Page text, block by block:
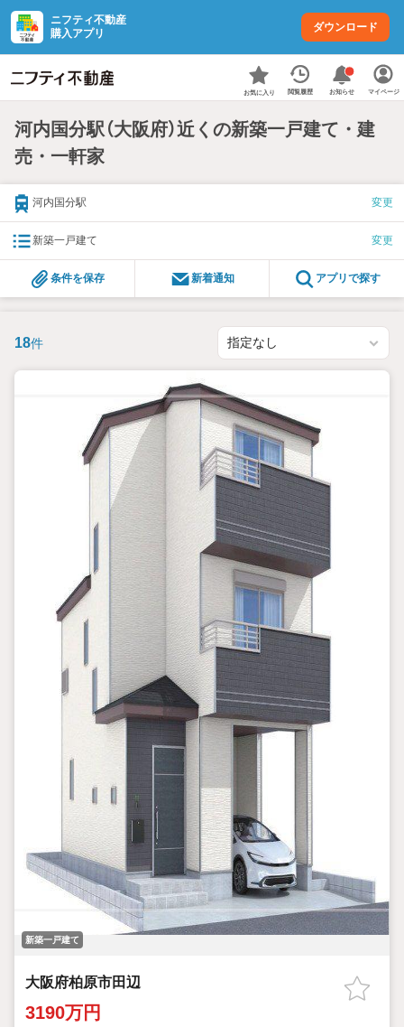
ニフティ不動産
購入アプリ
ダウンロード
お気に入り 閲覧履歴 お知らせ マイページ
河内国分駅（大阪府）近くの新築一戸建て・建
売・一軒家
河内国分駅 変更
新築一戸建て 変更
条件を保存 新着通知 アプリで探す
18件
新築一戸建て
大阪府柏原市田辺
3190万円